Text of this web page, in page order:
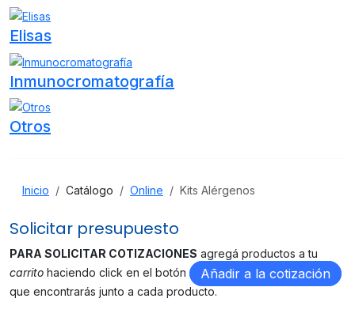
Elisas
Inmunocromatografía
Otros
Inicio Catálogo Online Kits Alérgenos
Solicitar presupuesto
PARA SOLICITAR COTIZACIONES agregá productos a tu
carrito haciendo click en el botón Añadir a la cotización
que encontrarás junto a cada producto.